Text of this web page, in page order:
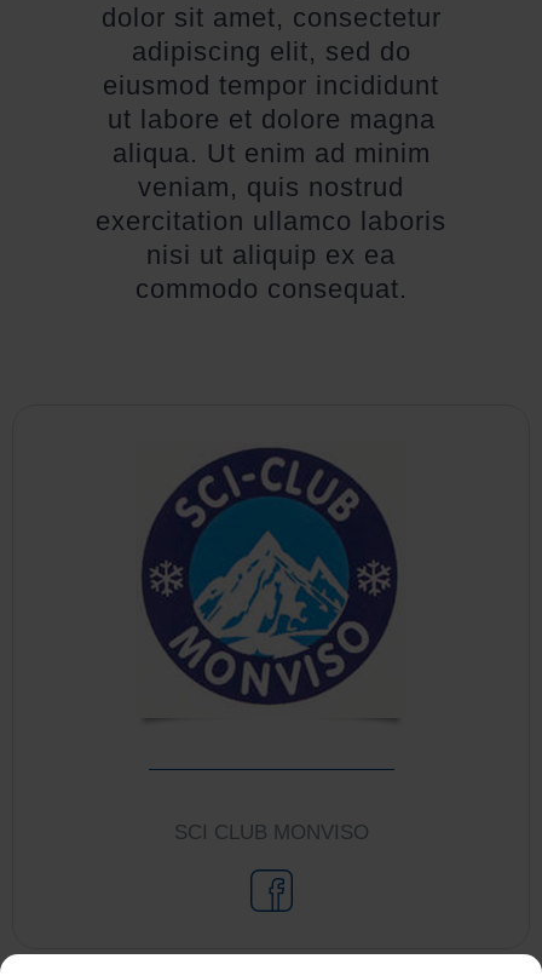
dolor sit amet, consectetur
adipiscing elit, sed do
eiusmod tempor incididunt
ut labore et dolore magna
aliqua. Ut enim ad minim
veniam, quis nostrud
exercitation ullamco laboris
nisi ut aliquip ex ea
commodo consequat.
SCI CLUB MONVISO